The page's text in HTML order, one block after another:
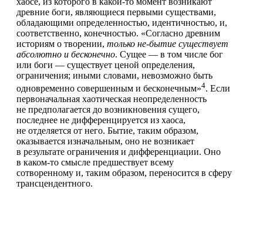
древние боги, являющиеся первыми существами,
обладающими определенностью, идентичностью, и,
соответственно, конечностью. «Согласно древним
историям о творении, только не-бытие существует
абсолютно и бесконечно. Сущее — в том числе бог
или боги — существует ценой определения,
ограничения; иными словами, невозможно быть
одновременно совершенным и бесконечным»4. Если
первоначальная хаотическая неопределенность
не предполагается до возникновения сущего,
последнее не дифференцируется из хаоса,
не отделяется от него. Бытие, таким образом,
оказывается изначальным, оно не возникает
в результате ограничения и дифференциации. Оно
в каком-то смысле предшествует всему
сотворенному и, таким образом, переносится в сферу
трансцендентного.